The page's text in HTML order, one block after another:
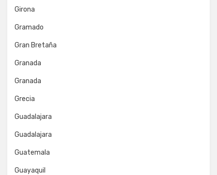
Girona
Gramado
Gran Bretaña
Granada
Granada
Grecia
Guadalajara
Guadalajara
Guatemala
Guayaquil